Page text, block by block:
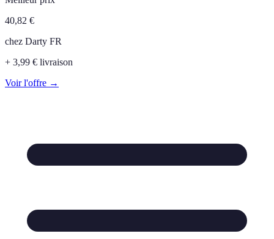
40,82 €
chez Darty FR
+ 3,99 € livraison
Voir l'offre →